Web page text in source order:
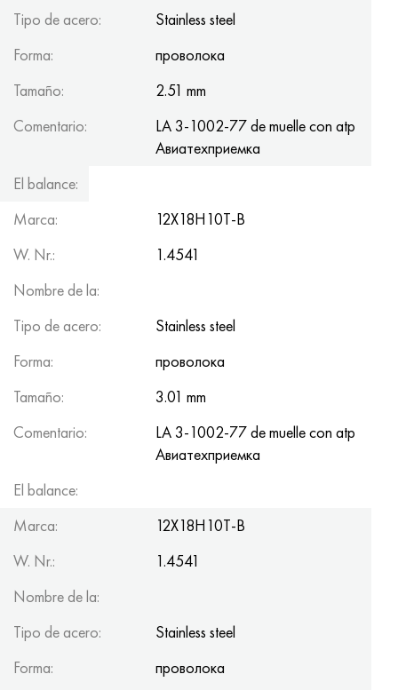
Tipo de acero:
Stainless steel
Forma:
проволока
Tamaño:
2.51 mm
Comentario:
LA 3-1002-77 de muelle con atp
Авиатеxприемка
El balance:
Marca:
12Х18Н10Т-В
W. Nr.:
1.4541
Nombre de la:
Tipo de acero:
Stainless steel
Forma:
проволока
Tamaño:
3.01 mm
Comentario:
LA 3-1002-77 de muelle con atp
Авиатеxприемка
El balance:
Marca:
12Х18Н10Т-В
W. Nr.:
1.4541
Nombre de la:
Tipo de acero:
Stainless steel
Forma:
проволока